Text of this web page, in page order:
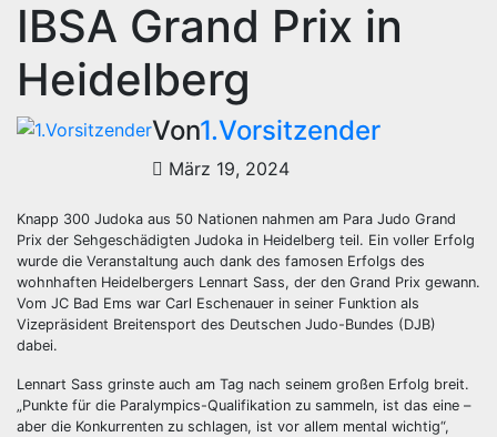
IBSA Grand Prix in
Heidelberg
Von1.Vorsitzender
März 19, 2024
Knapp 300 Judoka aus 50 Nationen nahmen am Para Judo Grand
Prix der Sehgeschädigten Judoka in Heidelberg teil. Ein voller Erfolg
wurde die Veranstaltung auch dank des famosen Erfolgs des
wohnhaften Heidelbergers Lennart Sass, der den Grand Prix gewann.
Vom JC Bad Ems war Carl Eschenauer in seiner Funktion als
Vizepräsident Breitensport des Deutschen Judo-Bundes (DJB)
dabei.
Lennart Sass grinste auch am Tag nach seinem großen Erfolg breit.
„Punkte für die Paralympics-Qualifikation zu sammeln, ist das eine –
aber die Konkurrenten zu schlagen, ist vor allem mental wichtig“,